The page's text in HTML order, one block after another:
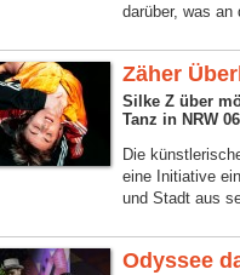
darüber, was an
Zäher
Silke Z über
Tanz in NRW
Die
eine Initiative
und Stadt aus
Odyssee